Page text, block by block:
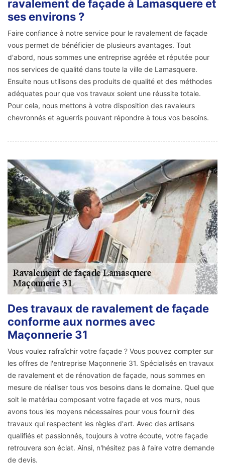
ravalement de façade à Lamasquere et
ses environs ?
Faire confiance à notre service pour le ravalement de façade
vous permet de bénéficier de plusieurs avantages. Tout
d'abord, nous sommes une entreprise agréée et réputée pour
nos services de qualité dans toute la ville de Lamasquere.
Ensuite nous utilisons des produits de qualité et des méthodes
adéquates pour que vos travaux soient une réussite totale.
Pour cela, nous mettons à votre disposition des ravaleurs
chevronnés et aguerris pouvant répondre à tous vos besoins.
Des travaux de ravalement de façade
conforme aux normes avec
Maçonnerie 31
Vous voulez rafraîchir votre façade ? Vous pouvez compter sur
les offres de l'entreprise Maçonnerie 31. Spécialisés en travaux
de ravalement et de rénovation de façade, nous sommes en
mesure de réaliser tous vos besoins dans le domaine. Quel que
soit le matériau composant votre façade et vos murs, nous
avons tous les moyens nécessaires pour vous fournir des
travaux qui respectent les règles d'art. Avec des artisans
qualifiés et passionnés, toujours à votre écoute, votre façade
retrouvera son éclat. Ainsi, n'hésitez pas à faire votre demande
de devis.